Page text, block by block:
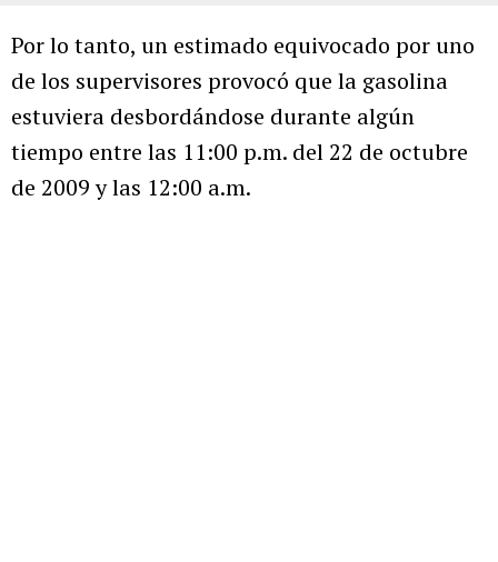
Por lo tanto, un estimado equivocado por uno
de los supervisores provocó que la gasolina
estuviera desbordándose durante algún
tiempo entre las 11:00 p.m. del 22 de octubre
de 2009 y las 12:00 a.m.